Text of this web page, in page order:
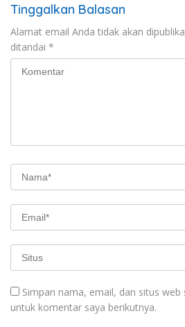
Tinggalkan Balasan
Alamat email Anda tidak akan
ditandai *
Simpan nama, email, dan situs
untuk komentar saya berikutnya.